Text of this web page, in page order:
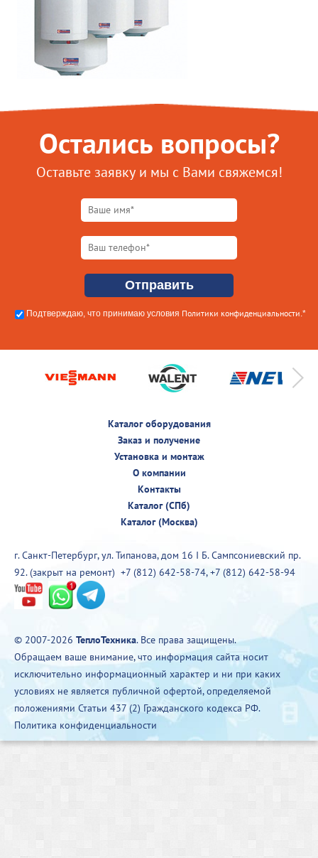
Остались вопросы?
Оставьте заявку и мы с Вами свяжемся!
Подтверждаю, что принимаю условия Политики конфиденциальности.*
Каталог оборудования
Заказ и получение
Установка и монтаж
О компании
Контакты
Каталог (СПб)
Каталог (Москва)
г. Санкт-Петербург, ул. Типанова, дом 16 I Б. Сампсониевский пр.
92. (закрыт на ремонт) +7 (812) 642-58-74,+7 (812) 642-58-94
© 2007-2026 ТеплоТехника. Все права защищены.
Обращаем ваше внимание, что информация сайта носит
исключительно информационный характер и ни при каких
условиях не является публичной офертой, определяемой
положениями Статьи 437 (2) Гражданского кодекса РФ.
Политика конфиденциальности